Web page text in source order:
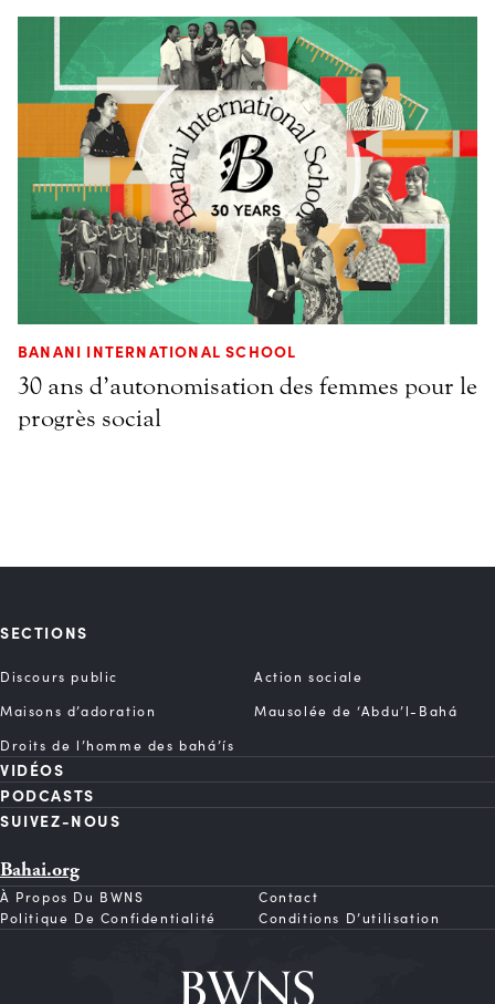
BANANI INTERNATIONAL SCHOOL
30 ans d’autonomisation des femmes pour le
progrès social
SECTIONS
Discours public
Action sociale
Maisons d’adoration
Mausolée de ‘Abdu’l-Bahá
Droits de l’homme des bahá’ís
VIDÉOS
PODCASTS
SUIVEZ-NOUS
Bahai.org
À Propos Du BWNS
Contact
Politique De Confidentialité
Conditions D’utilisation